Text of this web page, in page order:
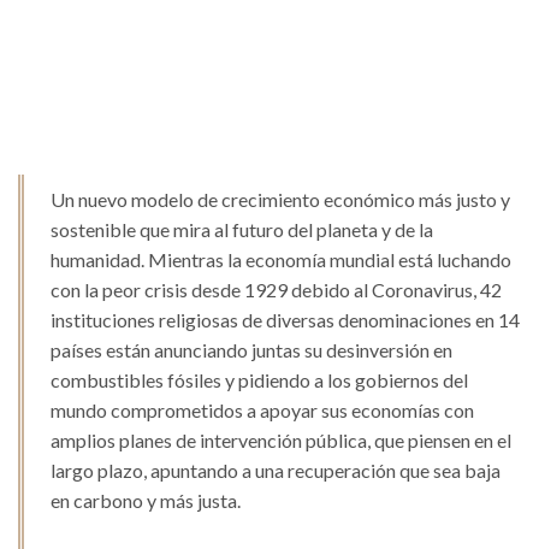
Un nuevo modelo de crecimiento económico más justo y
sostenible que mira al futuro del planeta y de la
humanidad. Mientras la economía mundial está luchando
con la peor crisis desde 1929 debido al Coronavirus, 42
instituciones religiosas de diversas denominaciones en 14
países están anunciando juntas su desinversión en
combustibles fósiles y pidiendo a los gobiernos del
mundo comprometidos a apoyar sus economías con
amplios planes de intervención pública, que piensen en el
largo plazo, apuntando a una recuperación que sea baja
en carbono y más justa.